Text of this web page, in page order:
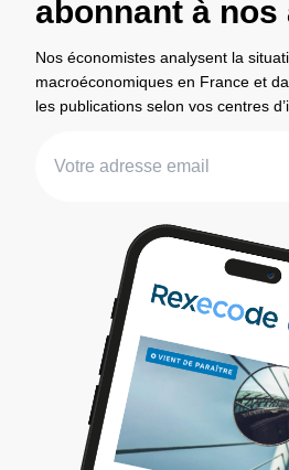
abonnant à nos
Nos économistes analysent la
macroéconomiques en France et
les publications selon vos centres